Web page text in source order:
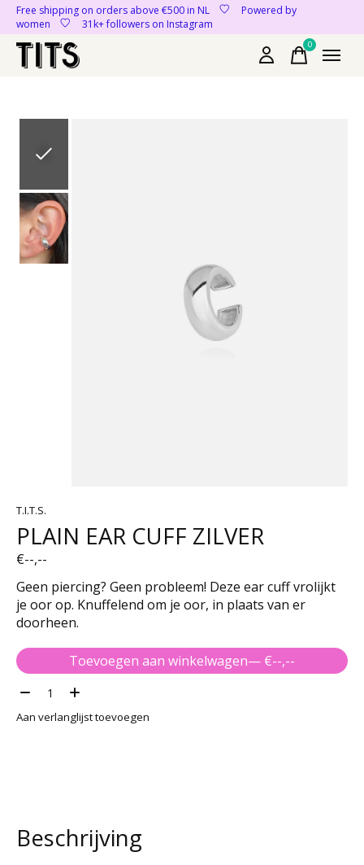
Free shipping on orders above €500 in NL
Powered by
women
31k+ followers on Instagram
0items
T.I.T.S.
PLAIN EAR CUFF ZILVER
€--,--
Geen piercing? Geen probleem! Deze ear cuff vrolijkt
je oor op. Knuffelend om je oor, in plaats van er
doorheen.
Toevoegen aan winkelwagen
— €--,--
Aantal:
Aan verlanglijst toevoegen
Beschrijving